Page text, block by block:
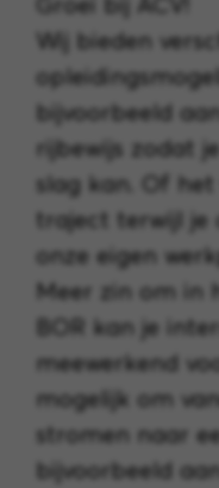
Wij bieden
bijvoorbeeld
rijbewijs zodat
slag kan. Of het
traject terwijl je
onze eigen
Meer zin om in
BOR kan je
meewerkend
mogelijk om
stromen naar
bijvoorbeeld